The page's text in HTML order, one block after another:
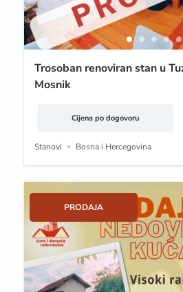
Trosoban renoviran stan u
Mosnik
Cijena po dogovoru
Stanovi Bosna i Hercegovina
PRODAJA